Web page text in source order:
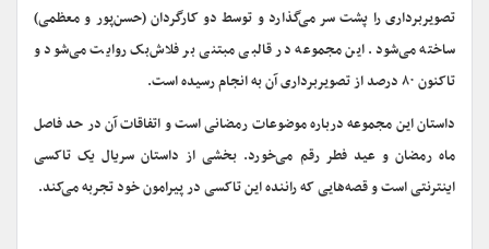
تصویربرداری را پشت سر می‌گذارد و توسط دو کارگردان (حسن‌پور و معظمی)
ساخته می‌شود. این مجموعه در قالبی مبتنی بر فلاش‌بک روایت می‌شود و
تاکنون ۸۰ درصد از تصویربرداری آن به انجام رسیده است.
داستان این مجموعه درباره موضوعات رمضانی است و اتفاقات آن در حد فاصل
ماه رمضان و عید فطر رقم می‌خورد. بخشی از داستان سریال یک تاکسی
اینترنتی است و قصه‌هایی که راننده این تاکسی در پیرامون خود تجربه می‌کند.